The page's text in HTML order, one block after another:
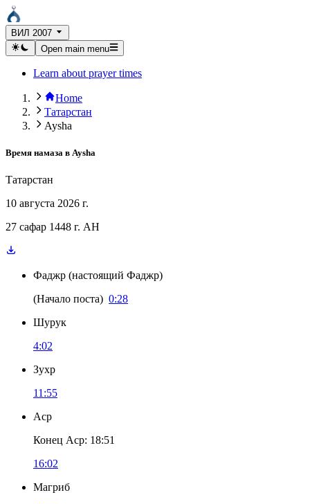
ВИЛ 2007
Open main menu
Learn about prayer times
Home
Татарстан
Aysha
Время намаза в Aysha
Татарстан
10 августа 2026 г.
27 сафар 1448 г. AH
Фаджр (настоящий Фаджр)
(Начало поста) 0:28
Шурук
4:02
Зухр
11:55
Аср
Конец Аср: 18:51
16:02
Магриб